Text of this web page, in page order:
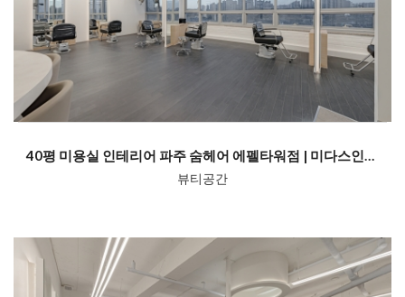
40평 미용실 인테리어 파주 숨헤어 에펠타워점 | 미다스인테리어
뷰티공간